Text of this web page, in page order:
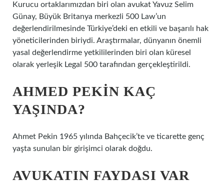
Kurucu ortaklarımızdan biri olan avukat Yavuz Selim
Günay, Büyük Britanya merkezli 500 Law’un
değerlendirilmesinde Türkiye’deki en etkili ve başarılı hak
yöneticilerinden biriydi. Araştırmalar, dünyanın önemli
yasal değerlendirme yetkililerinden biri olan küresel
olarak yerleşik Legal 500 tarafından gerçekleştirildi.
AHMED PEKIN KAÇ
YAŞINDA?
Ahmet Pekin 1965 yılında Bahçecik’te ve ticarette genç
yaşta sunulan bir girişimci olarak doğdu.
AVUKATIN FAYDASI VAR